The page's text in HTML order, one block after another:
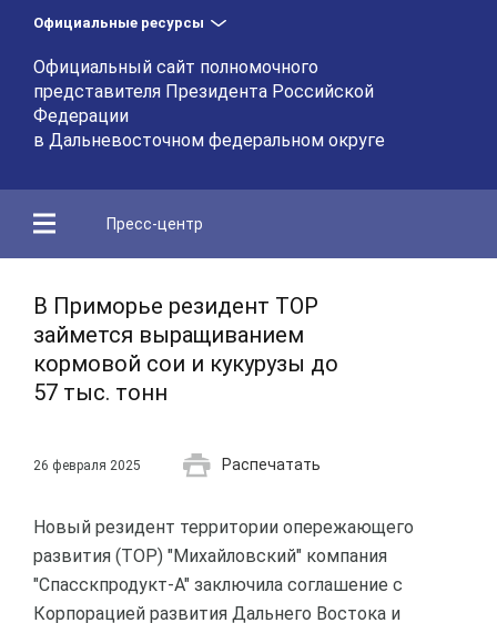
Официальные ресурсы
Официальный сайт полномочного
представителя Президента Российской
Федерации
в Дальневосточном федеральном округе
Пресс-центр
В Приморье резидент ТОР
займется выращиванием
кормовой сои и кукурузы до
57 тыс. тонн
26 февраля 2025 Распечатать
Новый резидент территории опережающего
развития (ТОР) "Михайловский" компания
"Спасскпродукт-А" заключила соглашение с
Корпорацией развития Дальнего Востока и